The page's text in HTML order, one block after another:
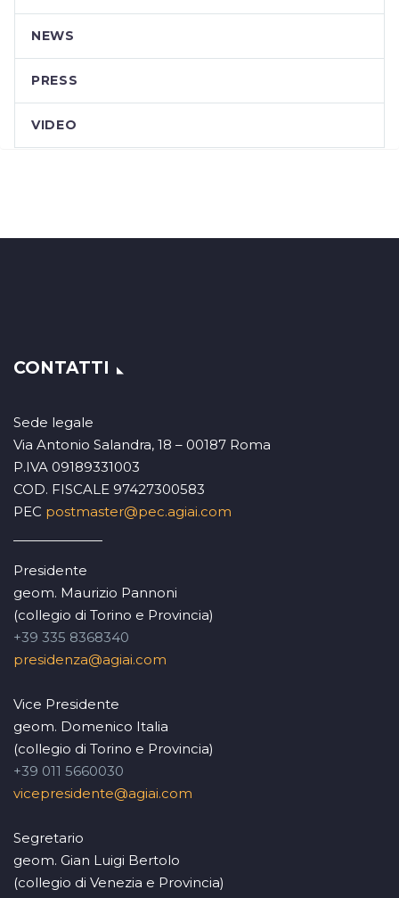
NEWS
PRESS
VIDEO
CONTATTI
Sede legale
Via Antonio Salandra, 18 – 00187 Roma
P.IVA 09189331003
COD. FISCALE 97427300583
PEC postmaster@pec.agiai.com
Presidente
geom. Maurizio Pannoni
(collegio di Torino e Provincia)
+39 335 8368340
presidenza@agiai.com
Vice Presidente
geom. Domenico Italia
(collegio di Torino e Provincia)
+39 011 5660030
vicepresidente@agiai.com
Segretario
geom. Gian Luigi Bertolo
(collegio di Venezia e Provincia)